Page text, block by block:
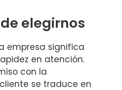
elegirnos
empresa significa
en atención.
con la
se traduce en